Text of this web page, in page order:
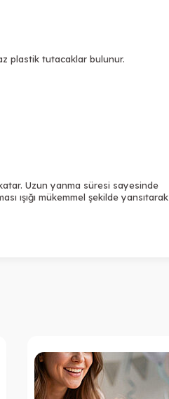
plastik tutacaklar bulunur.
Uzun yanma süresi sayesinde
ışığı mükemmel şekilde yansıtarak